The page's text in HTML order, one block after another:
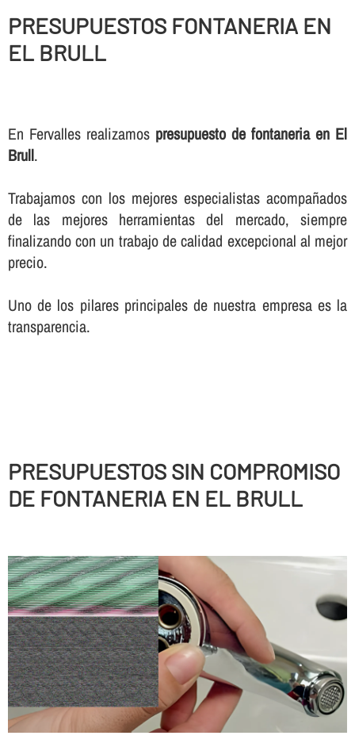
PRESUPUESTOS FONTANERIA EN
EL BRULL
En Fervalles realizamos presupuesto de fontaneria en El
Brull.
Trabajamos con los mejores especialistas acompañados
de las mejores herramientas del mercado, siempre
finalizando con un trabajo de calidad excepcional al mejor
precio.
Uno de los pilares principales de nuestra empresa es la
transparencia.
PRESUPUESTOS SIN COMPROMISO
DE FONTANERIA EN EL BRULL